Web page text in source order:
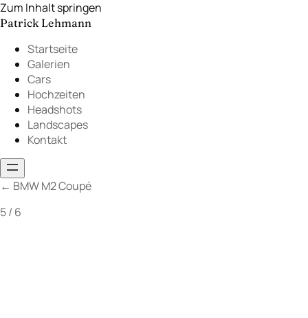
Zum Inhalt springen
Patrick Lehmann
Startseite
Galerien
Cars
Hochzeiten
Headshots
Landscapes
Kontakt
← BMW M2 Coupé
5 / 6